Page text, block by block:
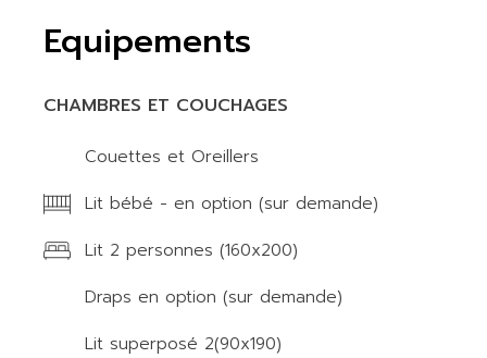
Equipements
CHAMBRES ET COUCHAGES
Couettes et Oreillers
Lit bébé - en option (sur demande)
Lit 2 personnes (160x200)
Draps en option (sur demande)
Lit superposé 2(90x190)